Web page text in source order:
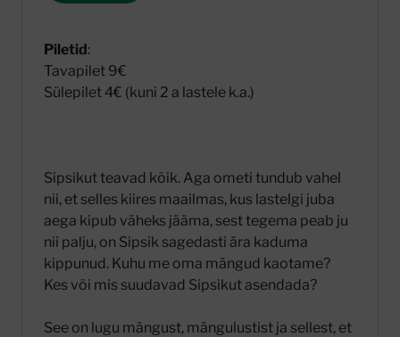
Piletid:
Tavapilet 9€
Sülepilet 4€ (kuni 2 a lastele k.a.)
Sipsikut teavad kõik. Aga ometi tundub vahel
nii, et selles kiires maailmas, kus lastelgi juba
aega kipub väheks jääma, sest tegema peab ju
nii palju, on Sipsik sagedasti ära kaduma
kippunud. Kuhu me oma mängud kaotame?
Kes või mis suudavad Sipsikut asendada?
See on lugu mängust, mängulustist ja sellest, et